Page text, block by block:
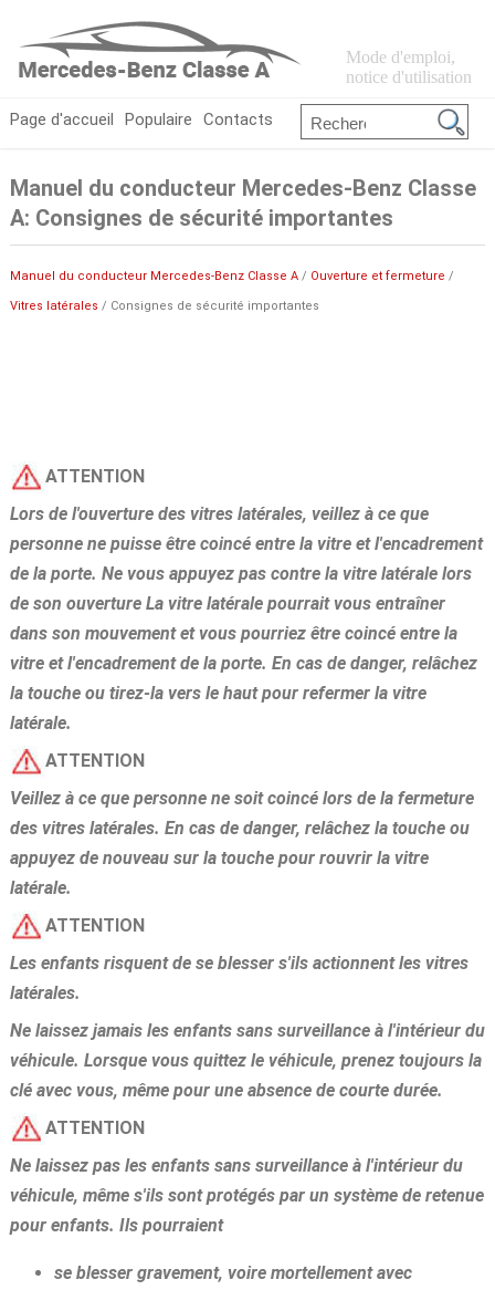
Mode d'emploi,
notice d'utilisation
Page d'accueil Populaire Contacts
Manuel du conducteur Mercedes-Benz Classe
A: Consignes de sécurité importantes
Manuel du conducteur Mercedes-Benz Classe A/ Ouverture et fermeture /
Vitres latérales / Consignes de sécurité importantes
ATTENTION
Lors de l'ouverture des vitres latérales, veillez à ce que
personne ne puisse être coincé entre la vitre et l'encadrement
de la porte. Ne vous appuyez pas contre la vitre latérale lors
de son ouverture La vitre latérale pourrait vous entraîner
dans son mouvement et vous pourriez être coincé entre la
vitre et l'encadrement de la porte. En cas de danger, relâchez
la touche ou tirez-la vers le haut pour refermer la vitre
latérale.
ATTENTION
Veillez à ce que personne ne soit coincé lors de la fermeture
des vitres latérales. En cas de danger, relâchez la touche ou
appuyez de nouveau sur la touche pour rouvrir la vitre
latérale.
ATTENTION
Les enfants risquent de se blesser s'ils actionnent les vitres
latérales.
Ne laissez jamais les enfants sans surveillance à l'intérieur du
véhicule. Lorsque vous quittez le véhicule, prenez toujours la
clé avec vous, même pour une absence de courte durée.
ATTENTION
Ne laissez pas les enfants sans surveillance à l'intérieur du
véhicule, même s'ils sont protégés par un système de retenue
pour enfants. Ils pourraient
se blesser gravement, voire mortellement avec